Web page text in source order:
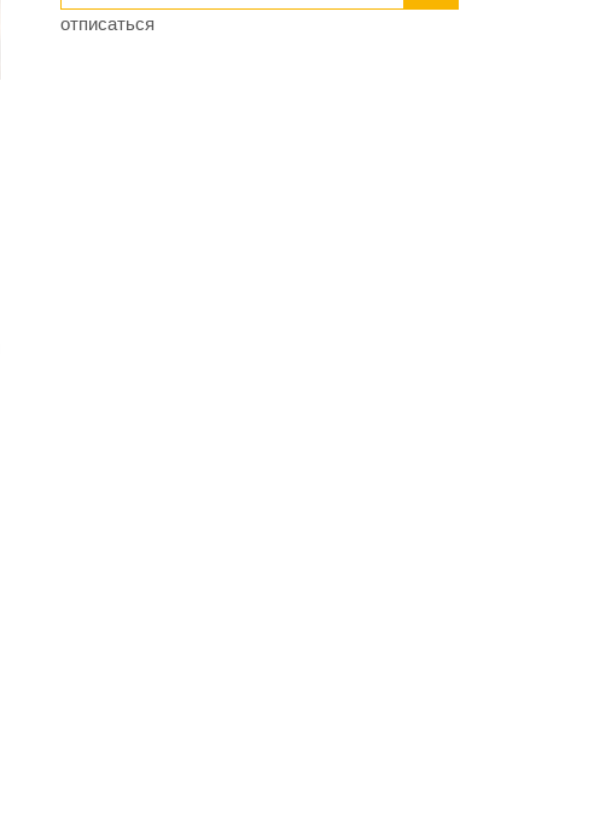
отписаться